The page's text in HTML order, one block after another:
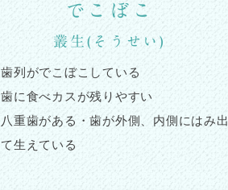
でこぼこ
叢生(そうせい)
歯列がでこぼこしている
歯に食べカスが残りやすい
八重歯がある・歯が外側、内側にはみ出
て生えている